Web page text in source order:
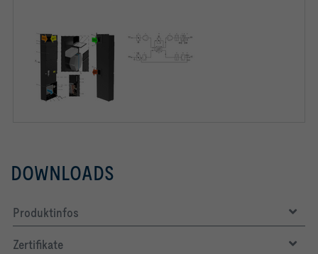
DOWNLOADS
Produktinfos
Zertifikate